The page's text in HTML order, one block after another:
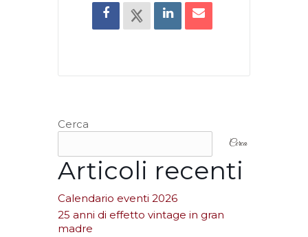
Cerca
Cerca
Articoli recenti
Calendario eventi 2026
25 anni di effetto vintage in gran
madre